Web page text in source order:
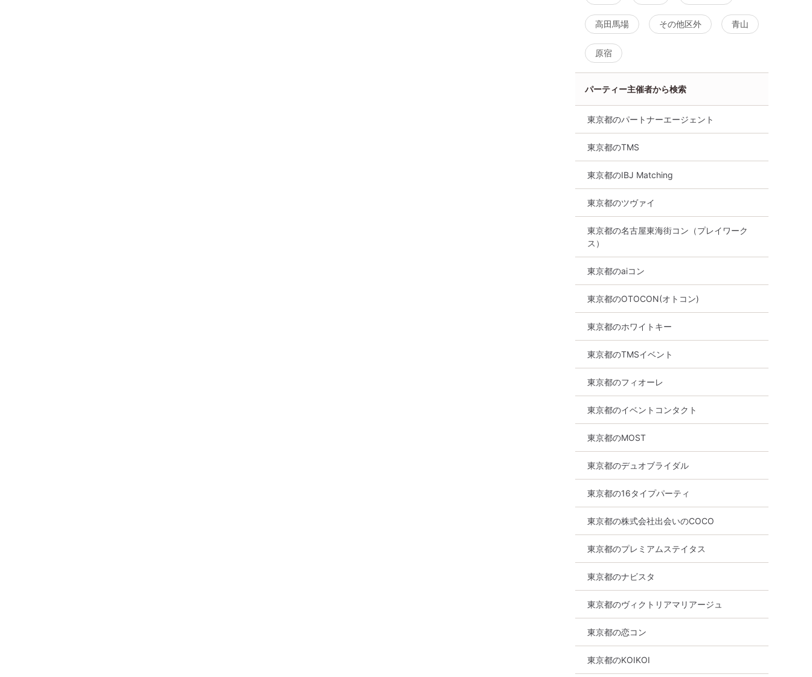
高田馬場 その他区外 青山
原宿
パーティー主催者から検索
東京都のパートナーエージェント
東京都のTMS
東京都のIBJ Matching
東京都のツヴァイ
東京都の名古屋東海街コン（プレイワーク
ス）
東京都のaiコン
東京都のOTOCON(オトコン)
東京都のホワイトキー
東京都のTMSイベント
東京都のフィオーレ
東京都のイベントコンタクト
東京都のMOST
東京都のデュオブライダル
東京都の16タイプパーティ
東京都の株式会社出会いのCOCO
東京都のプレミアムステイタス
東京都のナビスタ
東京都のヴィクトリアマリアージュ
東京都の恋コン
東京都のKOIKOI